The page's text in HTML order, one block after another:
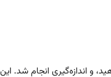
و اندازه‌گیری انجام شد. این